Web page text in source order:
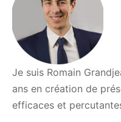
Je suis Romain
ans en création de
efficaces et